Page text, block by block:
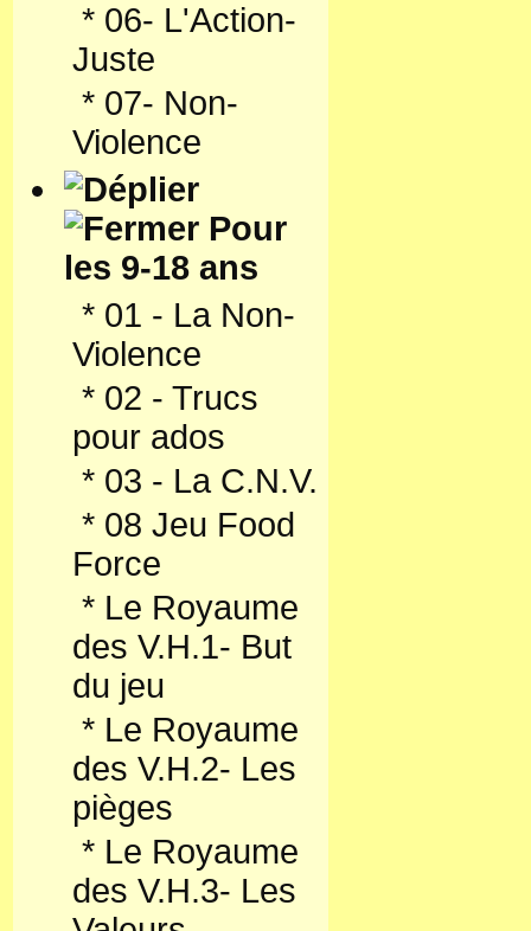
* 06- L'Action-
Juste
* 07- Non-
Violence
Pour
les 9-18 ans
* 01 - La Non-
Violence
* 02 - Trucs
pour ados
* 03 - La C.N.V.
* 08 Jeu Food
Force
* Le Royaume
des V.H.1- But
du jeu
* Le Royaume
des V.H.2- Les
pièges
* Le Royaume
des V.H.3- Les